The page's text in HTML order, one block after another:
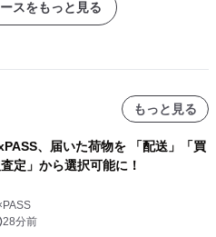
スをもっと見る
もっと見る
、届いた荷物を 「配送」「買
定」から選択可能に！
28分前